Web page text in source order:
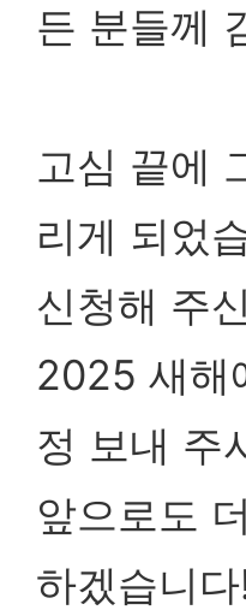
든 분들께
고심 끝에
리게 되었
신청해 주
2025 새해
정 보내 주
앞으로도
하겠습니